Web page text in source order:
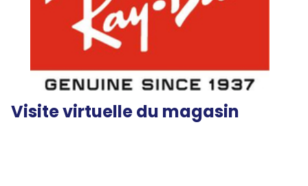
Visite virtuelle du magasin